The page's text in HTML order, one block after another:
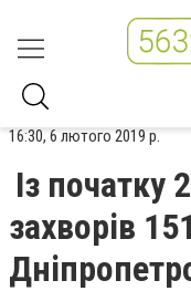
16:30, 6 лютого 2019 р.
Із початку
захворів